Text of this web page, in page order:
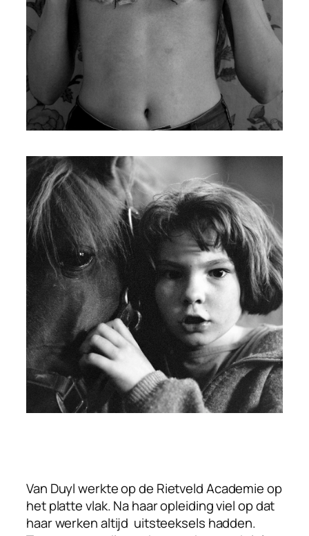
Van Duyl werkte op de Rietveld Academie op
het platte vlak. Na haar opleiding viel op dat
haar werken altijd uitsteeksels hadden.